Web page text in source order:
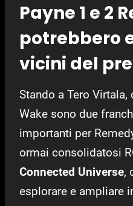
Payne 1 e 2
potrebbero
vicini del
Stando a Tero
Wake sono due
importanti per
ormai consolidatosi
Connected Universe,
esplorare e ampliare